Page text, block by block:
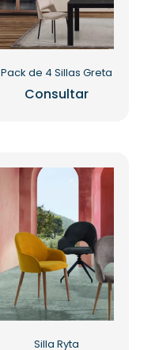
Pack de 4 Sillas Greta
Consultar
Silla Ryta